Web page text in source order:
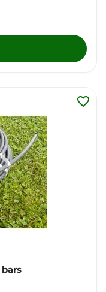
favorite_border